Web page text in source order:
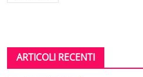
ARTICOLI RECENTI